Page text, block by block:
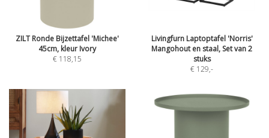
ZILT Ronde Bijzettafel 'Michee'
45cm, kleur Ivory
€ 118,15
Livingfurn Laptoptafel 'Norris'
Mangohout en staal, Set van 2
stuks
€ 129,-